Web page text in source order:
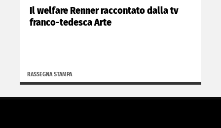
Il welfare Renner raccontato dalla tv
franco-tedesca Arte
RASSEGNA STAMPA